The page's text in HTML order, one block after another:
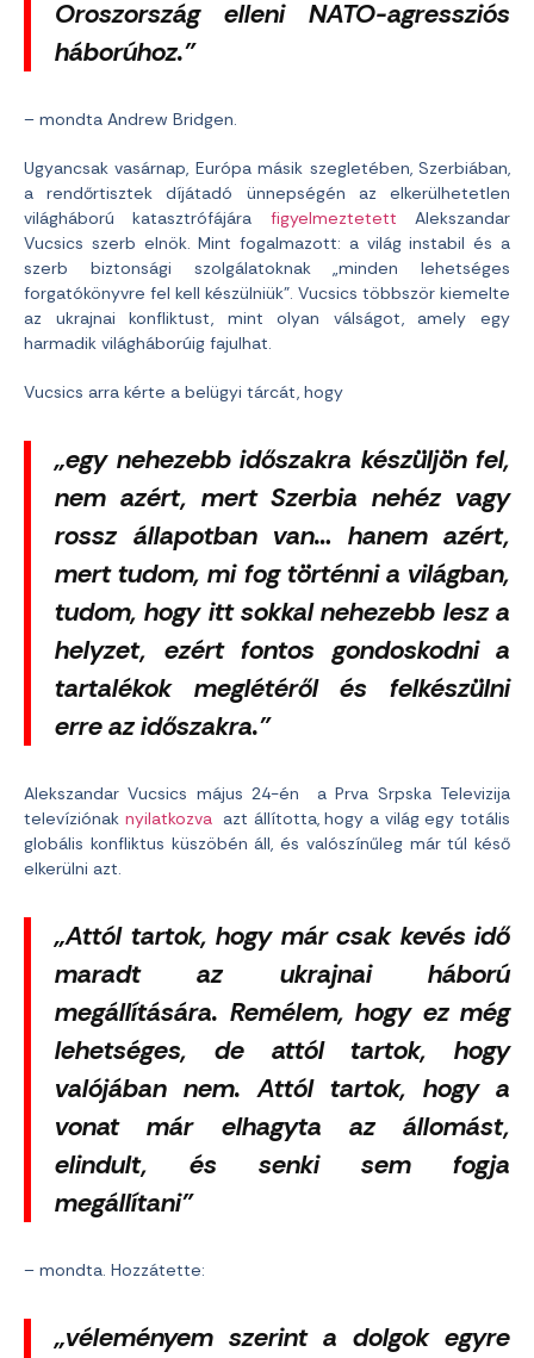
Oroszország elleni NATO-agressziós
háborúhoz.”
– mondta Andrew Bridgen.
Ugyancsak vasárnap, Európa másik szegletében, Szerbiában,
a rendőrtisztek díjátadó ünnepségén az elkerülhetetlen
világháború katasztrófájára figyelmeztetett Alekszandar
Vucsics szerb elnök. Mint fogalmazott: a világ instabil és a
szerb biztonsági szolgálatoknak „minden lehetséges
forgatókönyvre fel kell készülniük”. Vucsics többször kiemelte
az ukrajnai konfliktust, mint olyan válságot, amely egy
harmadik világháborúig fajulhat.
Vucsics arra kérte a belügyi tárcát, hogy
„egy nehezebb időszakra készüljön fel,
nem azért, mert Szerbia nehéz vagy
rossz állapotban van… hanem azért,
mert tudom, mi fog történni a világban,
tudom, hogy itt sokkal nehezebb lesz a
helyzet, ezért fontos gondoskodni a
tartalékok meglétéről és felkészülni
erre az időszakra.”
Alekszandar Vucsics május 24-én a Prva Srpska Televizija
televíziónak nyilatkozvaazt állította, hogy a világ egy totális
globális konfliktus küszöbén áll, és valószínűleg már túl késő
elkerülni azt.
„Attól tartok, hogy már csak kevés idő
maradt az ukrajnai háború
megállítására. Remélem, hogy ez még
lehetséges, de attól tartok, hogy
valójában nem. Attól tartok, hogy a
vonat már elhagyta az állomást,
elindult, és senki sem fogja
megállítani”
– mondta. Hozzátette:
„véleményem szerint a dolgok egyre